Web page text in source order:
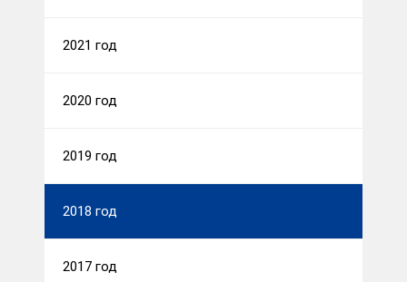
2021 год
2020 год
2019 год
2018 год
2017 год